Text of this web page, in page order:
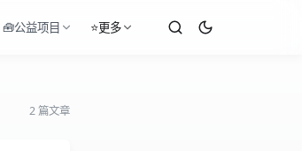
🧰公益项目 ⭐更多
2 篇文章